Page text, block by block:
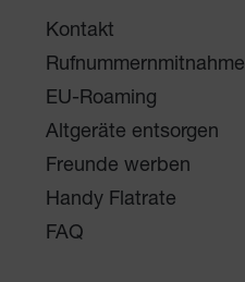
Kontakt
Rufnummernmitnahme
EU-Roaming
Altgeräte entsorgen
Freunde werben
Handy Flatrate
FAQ